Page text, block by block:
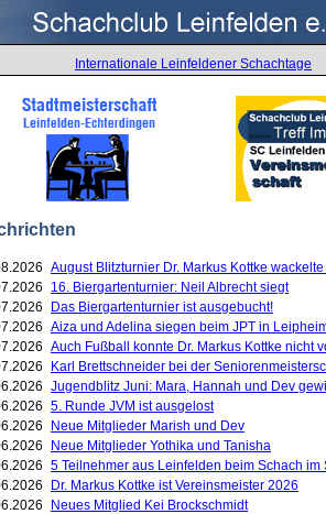
Internationale Leinfeldener Schachtage
August Blitzturnier Dr. Markus Kottke
16. Biergartenturnier: Neil Albrecht siegt
Das Biergartenturnier ist ausgebucht!
Aiza und Adelina siegen beim JPT in
Auch Fußball konnte Dr. Markus Kottke nicht
Karl Brettschneider bei der
Jugendblitz Juni: Mara, Hannah und Dev
5. Runde JVM ist ausgelost
Neue Mitglieder Marish und Dev
Neue Mitglieder Yothika und Tanisha
5 Teilnehmer aus Leinfelden beim Schach
Dr. Markus Kottke ist Vereinsmeister 2026
Neues Mitglied Kei Brockschmidt